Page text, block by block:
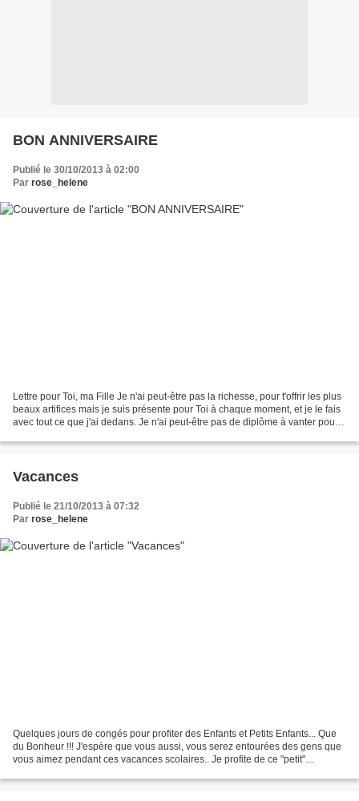
BON ANNIVERSAIRE
Publié le 30/10/2013 à 02:00
Par rose_helene
Lettre pour Toi, ma Fille Je n'ai peut-être pas la richesse, pour t'offrir les plus
beaux artifices mais je suis présente pour Toi à chaque moment, et je le fais
avec tout ce que j'ai dedans. Je n'ai peut-être pas de diplôme à vanter pour
Vacances
Publié le 21/10/2013 à 07:32
Par rose_helene
Quelques jours de congés pour profiter des Enfants et Petits Enfants... Que
du Bonheur !!! J'espère que vous aussi, vous serez entourées des gens que
vous aimez pendant ces vacances scolaires.. Je profite de ce "petit"